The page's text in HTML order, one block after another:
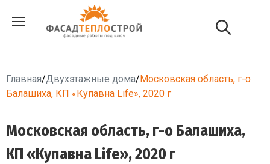
Главная/Двухэтажные дома/Московская область, г-о
Балашиха, КП «Купавна Life», 2020 г
Московская область, г-о Балашиха,
КП «Купавна Life», 2020 г